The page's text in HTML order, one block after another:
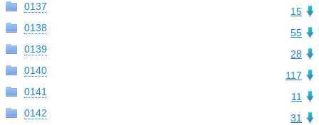
15
0137
55
0138
28
0139
117
0140
11
0141
31
0142